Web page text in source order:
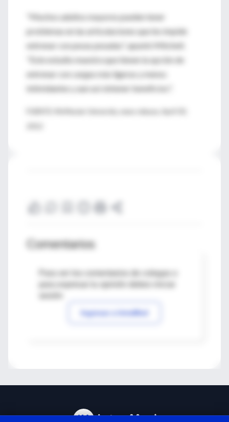
"Muchos adultos mayores pueden tener
problemas en las articulaciones que les impide
entrenar con pesas pesadas", apuntó Mitchell.
"Este estudio muestra que tienen la opción de
entrenar con cargas más ligeras y menos
intimidantes y aun así obtener beneficios".
Comentarios
Para ver los comentarios de colegas o
Ingresar a IntraMed